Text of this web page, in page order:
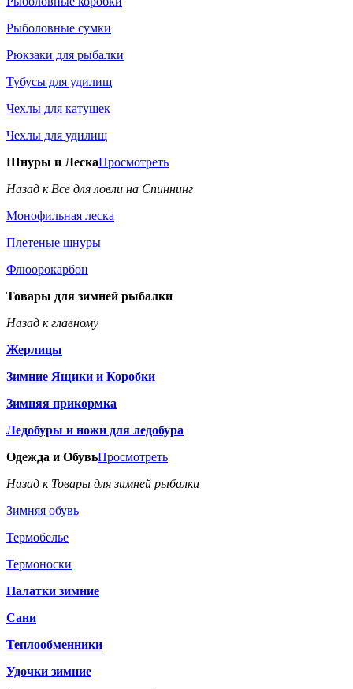
Рыболовные сумки
Рюкзаки для рыбалки
Тубусы для удилищ
Чехлы для катушек
Чехлы для удилищ
Шнуры и ЛескаПросмотреть
Назад к Все для ловли на Спиннинг
Монофильная леска
Плетеные шнуры
Флюорокарбон
Товары для зимней рыбалки
Назад к главному
Жерлицы
Зимние Ящики и Коробки
Зимняя прикормка
Ледобуры и ножи для ледобура
Одежда и ОбувьПросмотреть
Назад к Товары для зимней рыбалки
Зимняя обувь
Термобелье
Термоноски
Палатки зимние
Сани
Теплообменники
Удочки зимние